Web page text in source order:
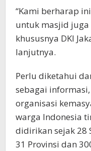
“Kami berharap
untuk masjid
khususnya DKI
lanjutnya.
Perlu diketahui
sebagai
organisasi
warga Indonesia
didirikan sejak 28
31 Provinsi dan